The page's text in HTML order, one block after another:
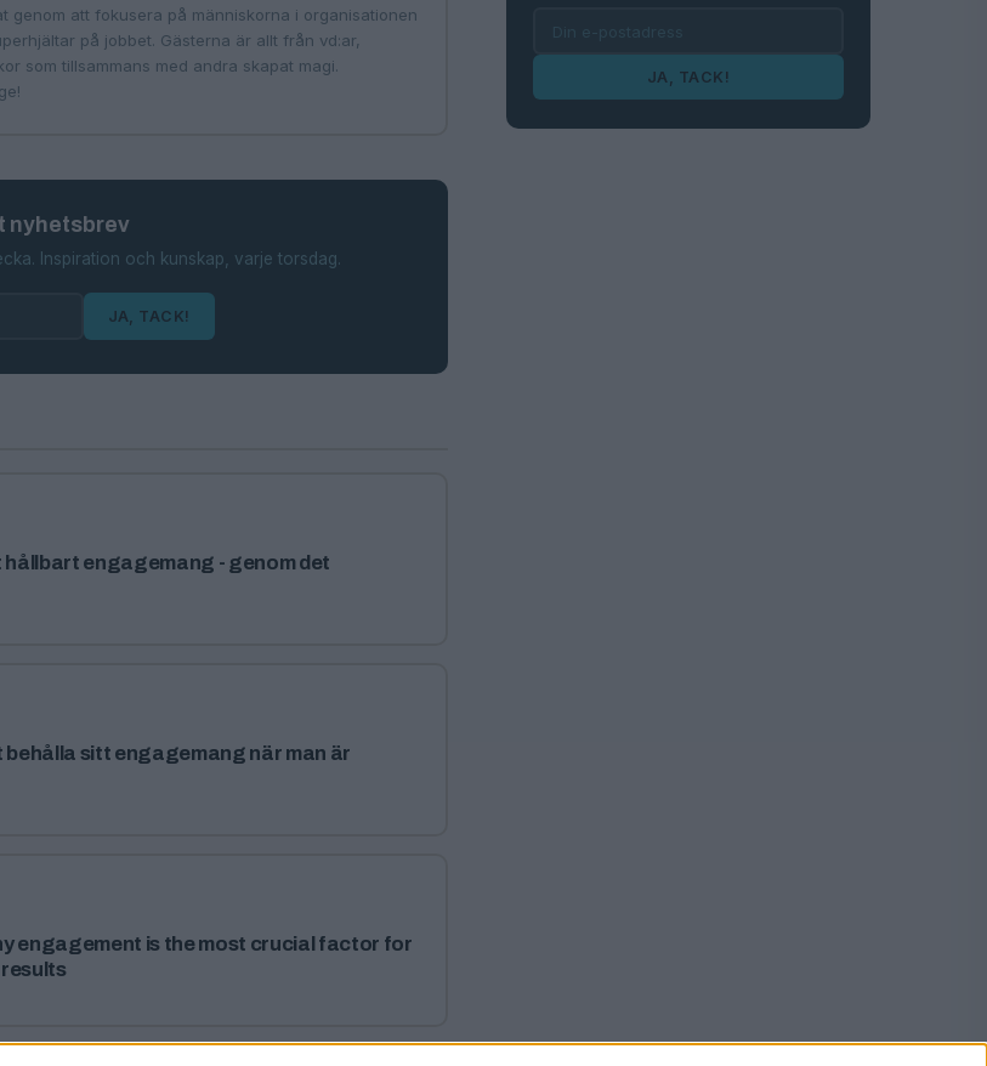
genom att fokusera på människorna i organisationen
på jobbet. Gästerna är allt från vd:ar,
som tillsammans med andra skapat magi.
nyhetsbrev
Inspiration och kunskap, varje torsdag.
JA, TACK!
engagemang - genom det
sitt engagemang när man är
engagement is the most crucial factor for
JA, TACK!